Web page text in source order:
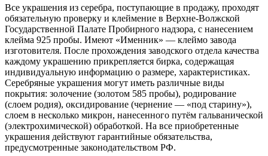
Все украшения из серебра, поступающие в продажу, проходят
обязательную проверку и клеймение в Верхне-Волжской
Государственной Палате Пробирного надзора, с нанесением
клейма 925 пробы. Имеют «Именник» — клеймо завода
изготовителя. После прохождения заводского отдела качества
каждому украшению прикрепляется бирка, содержащая
индивидуальную информацию о размере, характеристиках.
Серебряные украшения могут иметь различные виды
покрытия: золочение (золотом 585 пробы), родирование
(слоем родия), оксидирование (чернение — «под старину»),
слоем в несколько микрон, нанесенного путём гальванической
(электрохимической) обработкой. На все приобретенные
украшения действуют гарантийные обязательства,
предусмотренные законодательством РФ.